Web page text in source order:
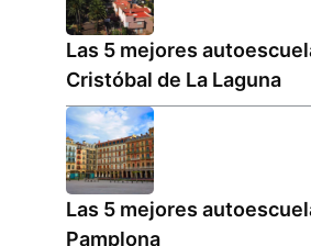
Las 5 mejores
Cristóbal de La Laguna
Las 5 mejores
Pamplona